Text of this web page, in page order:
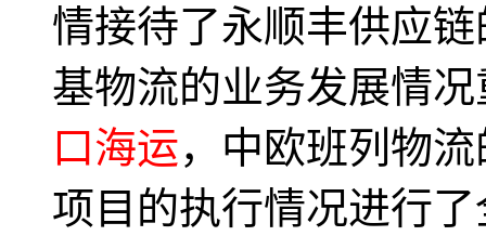
情接待了永顺丰供应
基物流的业务发展情
口海运，中欧班列物
项目的执行情况进行